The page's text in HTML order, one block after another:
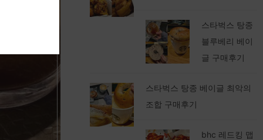
스타벅스 탕종
블루베리 베이
글 구매후기
스타벅스 탕종 베이글 최악의
조합 구매후기
bhc 레드킹 맵